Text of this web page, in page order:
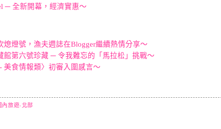
─ 全新開幕，經濟實惠～
熄燈號，漁夫週誌在Blogger繼續熱情分享～
館第六號珍藏 ─ 令我難忘的「馬拉松」挑戰～
美食情報類〉初審入圍感言～
內旅遊-北部